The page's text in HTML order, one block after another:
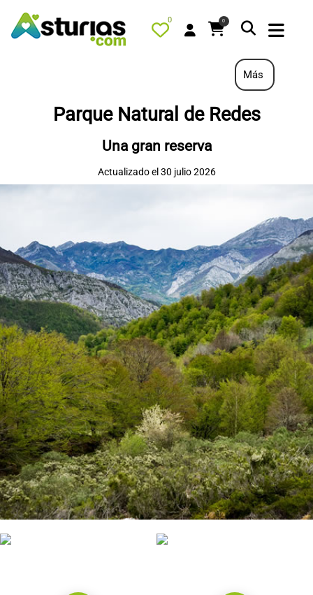
0 0
PORTADA
QUÉ HACER
ALOJAMIENTOS
TIENDA
AGENDA
OFERTAS
CONTACTO
Más
Parque Natural de Redes
Una gran reserva
Actualizado el 30 julio 2026